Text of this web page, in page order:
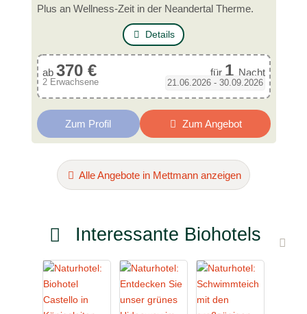
Plus an Wellness-Zeit in der Neandertal Therme.
Details
ab 370 € für 1 Nacht
2 Erwachsene 21.06.2026 - 30.09.2026
Zum Profil Zum Angebot
Alle Angebote in Mettmann anzeigen
Interessante Biohotels